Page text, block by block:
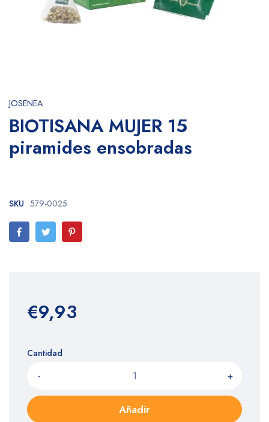
JOSENEA
BIOTISANA MUJER 15
piramides ensobradas
SKU 579-0025
€9,93
Cantidad
- +
Añadir